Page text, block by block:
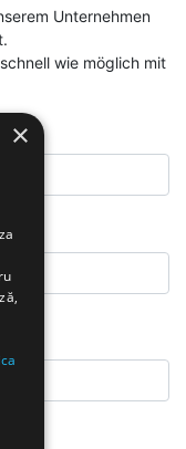
Unternehmen
wie möglich mit
×